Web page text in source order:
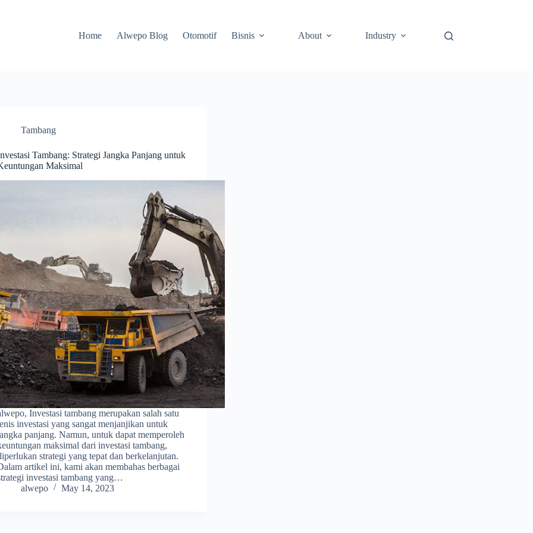
Home
Alwepo Blog Otomotif Bisnis About Industry
Tambang
Tambang: Strategi Jangka Panjang untuk
Maksimal
Investasi tambang merupakan salah satu
investasi yang sangat menjanjikan untuk
panjang. Namun, untuk dapat memperoleh
maksimal dari investasi tambang,
strategi yang tepat dan berkelanjutan.
artikel ini, kami akan membahas berbagai
investasi tambang yang…
alwepo
May 14, 2023